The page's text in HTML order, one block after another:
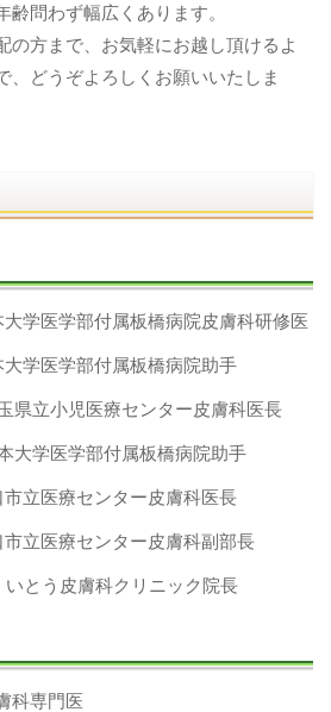
齢問わず幅広くあります。
の方まで、お気軽にお越し頂けるよ
、どうぞよろしくお願いいたしま
学医学部付属板橋病院皮膚科研修医
学医学部付属板橋病院助手
県立小児医療センター皮膚科医長
大学医学部付属板橋病院助手
立医療センター皮膚科医長
立医療センター皮膚科副部長
とう皮膚科クリニック院長
科専門医